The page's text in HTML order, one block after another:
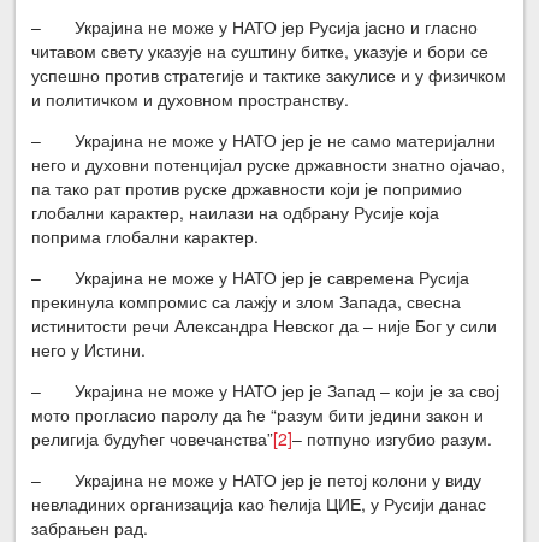
– Украјина не може у НАТО јер Русија јасно и гласно
читавом свету указује на суштину битке, указује и бори се
успешно против стратегије и тактике закулисе и у физичком
и политичком и духовном пространству.
– Украјина не може у НАТО јер је не само материјални
него и духовни потенцијал руске државности знатно ојачао,
па тако рат против руске државности који је попримио
глобални карактер, наилази на одбрану Русије која
поприма глобални карактер.
– Украјина не може у НАТО јер је савремена Русија
прекинула компромис са лажју и злом Запада, свесна
истинитости речи Александра Невског да – није Бог у сили
него у Истини.
– Украјина не може у НАТО јер је Запад – који је за свој
мото прогласио паролу да ће “разум бити једини закон и
религија будућег човечанства”[2]– потпуно изгубио разум.
– Украјина не може у НАТО јер је петој колони у виду
невладиних организација као ћелија ЦИЕ, у Русији данас
забрањен рад.